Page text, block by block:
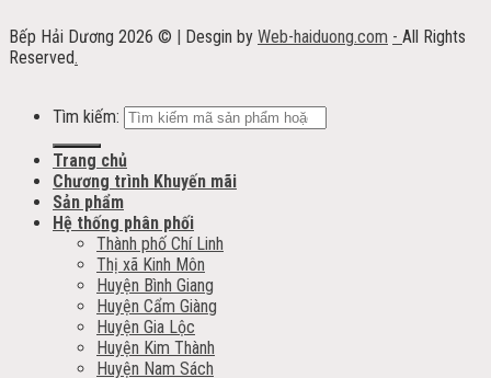
Bếp Hải Dương 2026 © Desgin by Web-haiduong.com - All Rights
Reserved.
Tìm kiếm:
Trang chủ
Chương trình Khuyến mãi
Sản phẩm
Hệ thống phân phối
Thành phố Chí Linh
Thị xã Kinh Môn
Huyện Bình Giang
Huyện Cẩm Giàng
Huyện Gia Lộc
Huyện Kim Thành
Huyện Nam Sách